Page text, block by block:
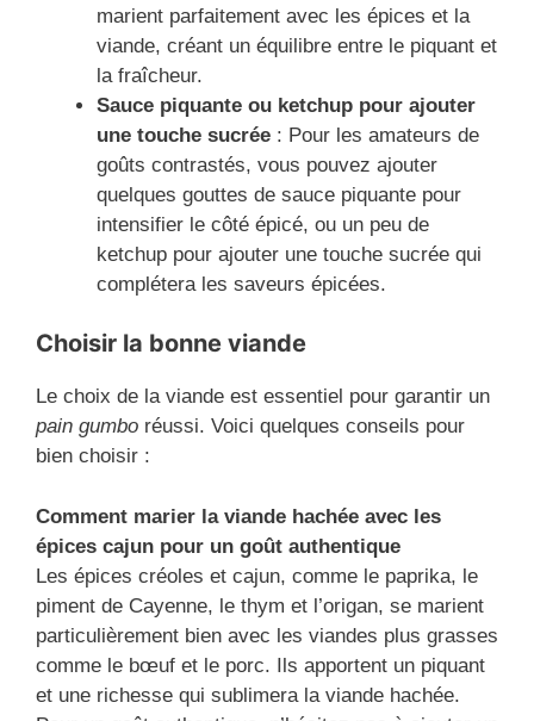
marient parfaitement avec les épices et la
viande, créant un équilibre entre le piquant et
la fraîcheur.
Sauce piquante ou ketchup pour ajouter
une touche sucrée : Pour les amateurs de
goûts contrastés, vous pouvez ajouter
quelques gouttes de sauce piquante pour
intensifier le côté épicé, ou un peu de
ketchup pour ajouter une touche sucrée qui
complétera les saveurs épicées.
Choisir la bonne viande
Le choix de la viande est essentiel pour garantir un
pain gumbo réussi. Voici quelques conseils pour
bien choisir :
Comment marier la viande hachée avec les
épices cajun pour un goût authentique
Les épices créoles et cajun, comme le paprika, le
piment de Cayenne, le thym et l’origan, se marient
particulièrement bien avec les viandes plus grasses
comme le bœuf et le porc. Ils apportent un piquant
et une richesse qui sublimera la viande hachée.